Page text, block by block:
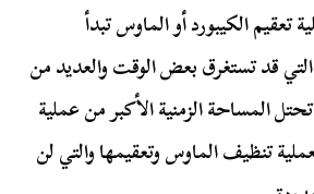
تعقيم الكيبورد أو الماوس تبدأ
قد تستغرق بعض الوقت والعديد من
المساحة الزمنية الأكبر من عملية
تنظيف الماوس وتعقيمها والتي لن